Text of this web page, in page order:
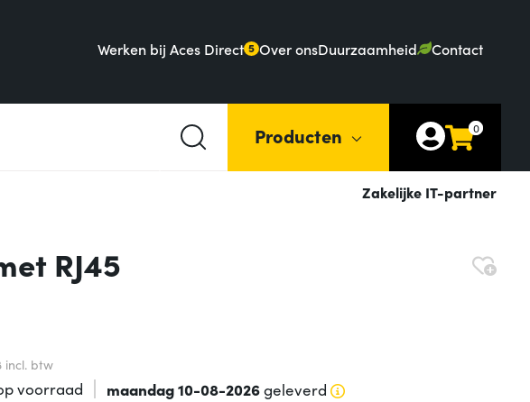
Werken bij Aces Direct 5 Over onsDuurzaamheid Contact
Producten 0
Zakelijke IT-partner
RJ45
incl. btw
voorraad maandag 10-08-2026geleverd